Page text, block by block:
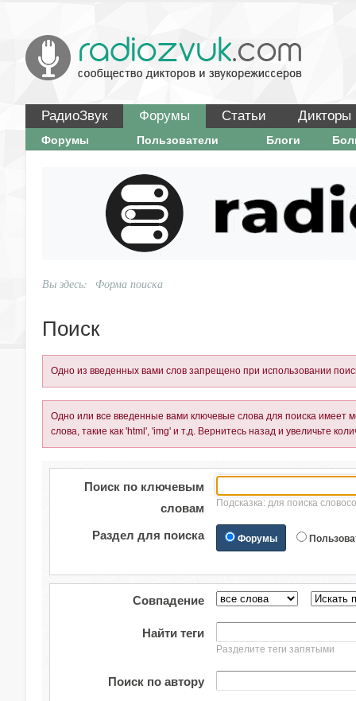
РадиоЗвук Форумы Статьи Дикторы
Форумы Пользователи Блоги
Вы здесь: Форма поиска
Поиск
Одно из введенных вами слов запрещено при использовании
Одно или все введенные вами ключевые слова для поиска имеет
слова, такие как 'html', 'img' и т.д. Вернитесь назад и увеличьте
Поиск по ключевым
словам
Подсказка: для поиска
Раздел для поиска Форумы
Совпадение
Найти теги
Разделите теги запятыми
Поиск по автору